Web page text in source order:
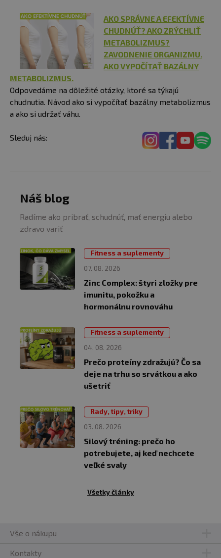
AKO SPRÁVNE A EFEKTÍVNE
CHUDNÚŤ? AKO ZRÝCHLIŤ
METABOLIZMUS?
ZAVODNENIE ORGANIZMU.
AKO VYPOČÍTAŤ BAZÁLNY
METABOLIZMUS.
Odpovedáme na dôležité otázky, ktoré sa týkajú
chudnutia. Návod ako si vypočítať bazálny metabolizmus
a ako si udržať váhu.
Sleduj nás:
Náš blog
Radíme ako pribrať, schudnúť, mať energiu alebo
zdravo variť
07. 08. 2026
Fitness a suplementy
Zinc Complex: štyri zložky pre
imunitu, pokožku a
hormonálnu rovnováhu
04. 08. 2026
Fitness a suplementy
Prečo proteíny zdražujú? Čo sa
deje na trhu so srvátkou a ako
ušetriť
03. 08. 2026
Rady, tipy, triky
Silový tréning: prečo ho
potrebujete, aj keď nechcete
veľké svaly
Všetky články
Vše o nákupu
Kontakty